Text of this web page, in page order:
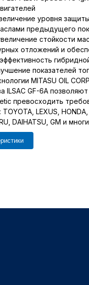
уровня
предыдущего
стойкости
отложений и
показателей
MITASU OIL
ILSAC GF-6A
превосходить
LEXUS, HONDA,
DAIHATSU, GM и